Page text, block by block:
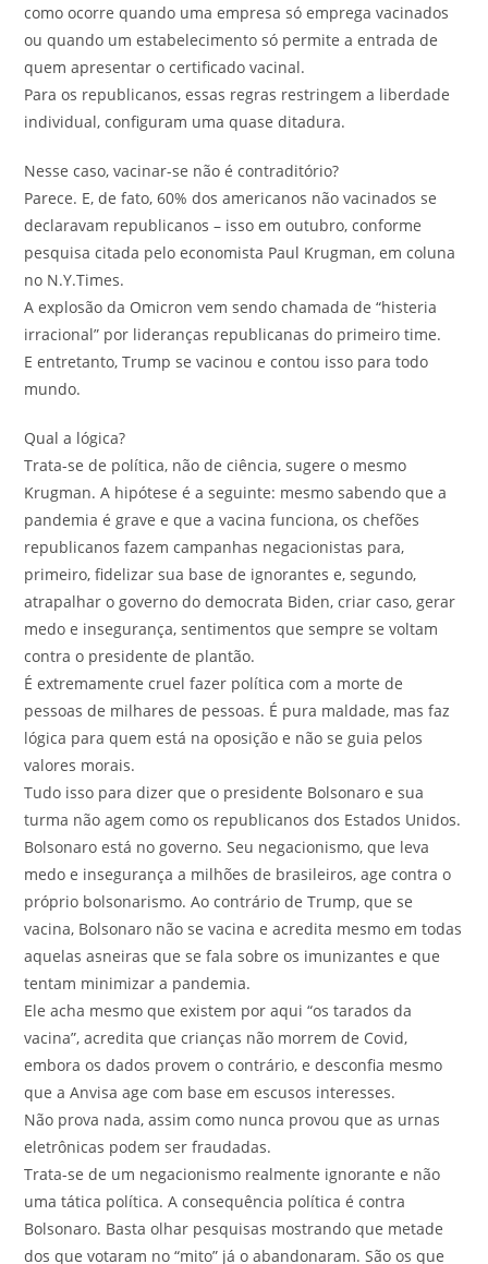
como ocorre quando uma empresa só emprega vacinados
ou quando um estabelecimento só permite a entrada de
quem apresentar o certificado vacinal.
Para os republicanos, essas regras restringem a liberdade
individual, configuram uma quase ditadura.
Nesse caso, vacinar-se não é contraditório?
Parece. E, de fato, 60% dos americanos não vacinados se
declaravam republicanos – isso em outubro, conforme
pesquisa citada pelo economista Paul Krugman, em coluna
no N.Y.Times.
A explosão da Omicron vem sendo chamada de “histeria
irracional” por lideranças republicanas do primeiro time.
E entretanto, Trump se vacinou e contou isso para todo
mundo.
Qual a lógica?
Trata-se de política, não de ciência, sugere o mesmo
Krugman. A hipótese é a seguinte: mesmo sabendo que a
pandemia é grave e que a vacina funciona, os chefões
republicanos fazem campanhas negacionistas para,
primeiro, fidelizar sua base de ignorantes e, segundo,
atrapalhar o governo do democrata Biden, criar caso, gerar
medo e insegurança, sentimentos que sempre se voltam
contra o presidente de plantão.
É extremamente cruel fazer política com a morte de
pessoas de milhares de pessoas. É pura maldade, mas faz
lógica para quem está na oposição e não se guia pelos
valores morais.
Tudo isso para dizer que o presidente Bolsonaro e sua
turma não agem como os republicanos dos Estados Unidos.
Bolsonaro está no governo. Seu negacionismo, que leva
medo e insegurança a milhões de brasileiros, age contra o
próprio bolsonarismo. Ao contrário de Trump, que se
vacina, Bolsonaro não se vacina e acredita mesmo em todas
aquelas asneiras que se fala sobre os imunizantes e que
tentam minimizar a pandemia.
Ele acha mesmo que existem por aqui “os tarados da
vacina”, acredita que crianças não morrem de Covid,
embora os dados provem o contrário, e desconfia mesmo
que a Anvisa age com base em escusos interesses.
Não prova nada, assim como nunca provou que as urnas
eletrônicas podem ser fraudadas.
Trata-se de um negacionismo realmente ignorante e não
uma tática política. A consequência política é contra
Bolsonaro. Basta olhar pesquisas mostrando que metade
dos que votaram no “mito” já o abandonaram. São os que